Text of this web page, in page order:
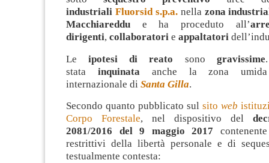
industriali Fluorsid s.p.a.nella zona
Macchiareddu e ha proceduto all’
dirigenti, collaboratori e appaltatori
Le ipotesi di reato sono gravissime
stata inquinata anche la zona umida
internazionale di Santa Gilla.
Secondo quanto pubblicato sul sito web
Corpo Forestale, nel dispositivo del
2081/2016 del 9 maggio 2017
restrittivi della libertà personale e di
testualmente contesta: